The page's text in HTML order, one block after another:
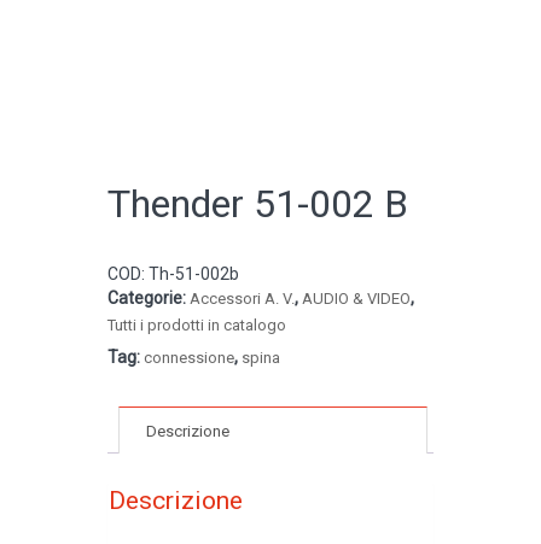
Thender 51-002 B
COD: Th-51-002b
Categorie: Accessori A. V., AUDIO & VIDEO,
Tutti i prodotti in catalogo
Tag: connessione, spina
Descrizione
Descrizione